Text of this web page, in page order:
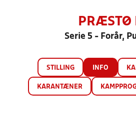
PRÆSTØ
Serie 5 - Forår,
STILLING INFO
KARANTÆNER